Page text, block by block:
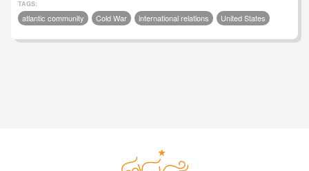
TAGS:
atlantic community Cold War international relations United States